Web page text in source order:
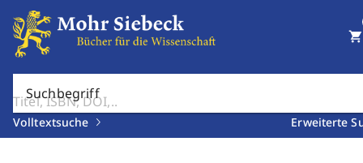
Suchbegriff
Volltextsuche Erweiterte
shopping_cart